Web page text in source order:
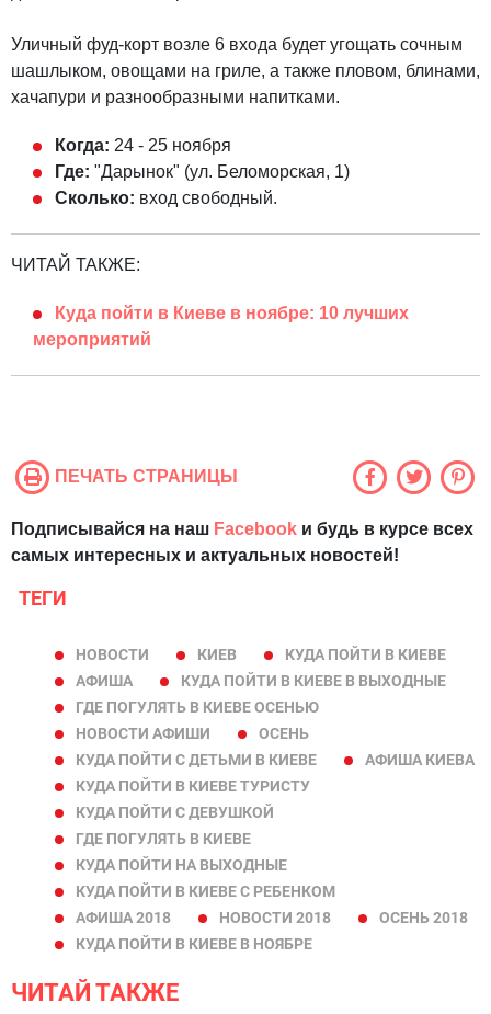
Уличный фуд-корт возле 6 входа будет угощать сочным
шашлыком, овощами на гриле, а также пловом, блинами,
хачапури и разнообразными напитками.
Когда: 24 - 25 ноября
Где: "Дарынок" (ул. Беломорская, 1)
Сколько: вход свободный.
ЧИТАЙ ТАКЖЕ:
Куда пойти в Киеве в ноябре: 10 лучших
мероприятий
ПЕЧАТЬ СТРАНИЦЫ
Подписывайся на наш Facebook и будь в курсе всех
самых интересных и актуальных новостей!
ТЕГИ
НОВОСТИ КИЕВ
КУДА ПОЙТИ В КИЕВЕ
АФИША
КУДА ПОЙТИ В КИЕВЕ В ВЫХОДНЫЕ
ГДЕ ПОГУЛЯТЬ В КИЕВЕ ОСЕНЬЮ
НОВОСТИ АФИШИ
ОСЕНЬ
КУДА ПОЙТИ С ДЕТЬМИ В КИЕВЕ
АФИША КИЕВА
КУДА ПОЙТИ В КИЕВЕ ТУРИСТУ
КУДА ПОЙТИ С ДЕВУШКОЙ
ГДЕ ПОГУЛЯТЬ В КИЕВЕ
КУДА ПОЙТИ НА ВЫХОДНЫЕ
КУДА ПОЙТИ В КИЕВЕ С РЕБЕНКОМ
АФИША 2018
НОВОСТИ 2018
ОСЕНЬ 2018
КУДА ПОЙТИ В КИЕВЕ В НОЯБРЕ
ЧИТАЙ ТАКЖЕ